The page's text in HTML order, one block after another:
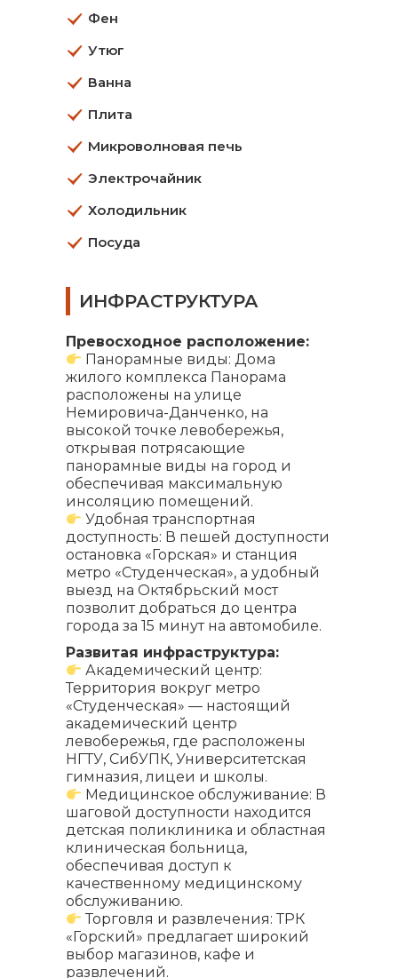
Фен
Утюг
Ванна
Плита
Микроволновая печь
Электрочайник
Холодильник
Посуда
ИНФРАСТРУКТУРА
Превосходное расположение:
Панорамные виды: Дома
жилого комплекса Панорама
расположены на улице
Немировича-Данченко, на
высокой точке левобережья,
открывая потрясающие
панорамные виды на город и
обеспечивая максимальную
инсоляцию помещений.
Удобная транспортная
доступность: В пешей доступности
остановка «Горская» и станция
метро «Студенческая», а удобный
выезд на Октябрьский мост
позволит добраться до центра
города за 15 минут на автомобиле.
Развитая инфраструктура:
Академический центр:
Территория вокруг метро
«Студенческая» — настоящий
академический центр
левобережья, где расположены
НГТУ, СибУПК, Университетская
гимназия, лицеи и школы.
Медицинское обслуживание: В
шаговой доступности находится
детская поликлиника и областная
клиническая больница,
обеспечивая доступ к
качественному медицинскому
обслуживанию.
Торговля и развлечения: ТРК
«Горский» предлагает широкий
выбор магазинов, кафе и
развлечений.